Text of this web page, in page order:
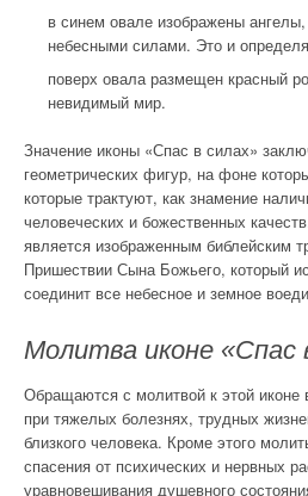
в синем овале изображены
небесными силами. Это и
поверх овала размещен красный
невидимый мир.
Значение иконы «Спас в силах»
геометрических фигур, на фоне
которые трактуют, как знамение
человеческих и божественных
является изображенным библейским
Пришествии Сына Божьего, который
соединит все небесное и земное
Молитва иконе «Спас
Обращаются с молитвой к этой иконе
при тяжелых болезнях, трудных
близкого человека. Кроме этого
спасения от психических и нервных
уравновешивания душевного